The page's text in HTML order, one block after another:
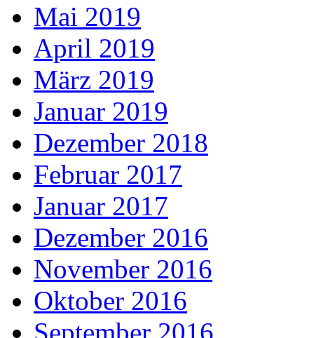
Mai 2019
April 2019
März 2019
Januar 2019
Dezember 2018
Februar 2017
Januar 2017
Dezember 2016
November 2016
Oktober 2016
September 2016